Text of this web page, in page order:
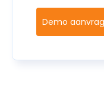
Demo